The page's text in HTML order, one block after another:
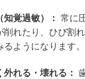
覚過敏）： 常に
削れたり、ひび割
ようになります。
れる・壊れる：